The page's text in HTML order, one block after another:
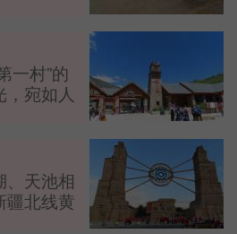
一村”的
宛如人
、天池相
疆北线黄